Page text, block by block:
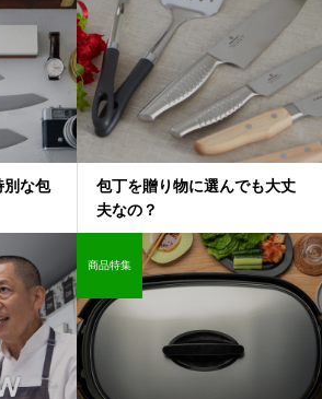
別な包
包丁を贈り物に選んでも大丈
夫なの？
商品特集